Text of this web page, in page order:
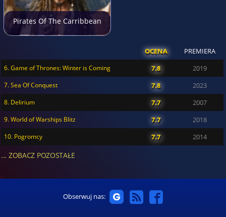
Pirates Of The Carribbean
OCENA PREMIERA
6. Game of Thrones: Winter is Coming 7.8 2019
7. Sea Of Conquest 7.8 2023
8. Delirium 7.7 2007
9. World of Warships Blitz 7.7 2018
10. Pogromcy 7.7 2014
... ZOBACZ POZOSTAŁE
Obserwuj nas: